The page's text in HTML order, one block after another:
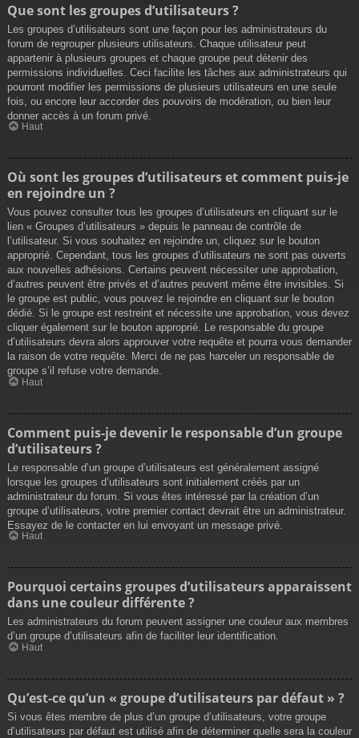
Que sont les groupes d’utilisateurs ?
Les groupes d’utilisateurs sont une façon pour les administrateurs du
forum de regrouper plusieurs utilisateurs. Chaque utilisateur peut
appartenir à plusieurs groupes et chaque groupe peut détenir des
permissions individuelles. Ceci facilite les tâches aux administrateurs qui
pourront modifier les permissions de plusieurs utilisateurs en une seule
fois, ou encore leur accorder des pouvoirs de modération, ou bien leur
donner accès à un forum privé.
Haut
Où sont les groupes d’utilisateurs et comment puis-je
en rejoindre un ?
Vous pouvez consulter tous les groupes d’utilisateurs en cliquant sur le
lien « Groupes d’utilisateurs » depuis le panneau de contrôle de
l’utilisateur. Si vous souhaitez en rejoindre un, cliquez sur le bouton
approprié. Cependant, tous les groupes d’utilisateurs ne sont pas ouverts
aux nouvelles adhésions. Certains peuvent nécessiter une approbation,
d’autres peuvent être privés et d’autres peuvent même être invisibles. Si
le groupe est public, vous pouvez le rejoindre en cliquant sur le bouton
dédié. Si le groupe est restreint et nécessite une approbation, vous devez
cliquer également sur le bouton approprié. Le responsable du groupe
d’utilisateurs devra alors approuver votre requête et pourra vous demander
la raison de votre requête. Merci de ne pas harceler un responsable de
groupe s’il refuse votre demande.
Haut
Comment puis-je devenir le responsable d’un groupe
d’utilisateurs ?
Le responsable d’un groupe d’utilisateurs est généralement assigné
lorsque les groupes d’utilisateurs sont initialement créés par un
administrateur du forum. Si vous êtes intéressé par la création d’un
groupe d’utilisateurs, votre premier contact devrait être un administrateur.
Essayez de le contacter en lui envoyant un message privé.
Haut
Pourquoi certains groupes d’utilisateurs apparaissent
dans une couleur différente ?
Les administrateurs du forum peuvent assigner une couleur aux membres
d’un groupe d’utilisateurs afin de faciliter leur identification.
Haut
Qu’est-ce qu’un « groupe d’utilisateurs par défaut » ?
Si vous êtes membre de plus d’un groupe d’utilisateurs, votre groupe
d’utilisateurs par défaut est utilisé afin de déterminer quelle sera la couleur